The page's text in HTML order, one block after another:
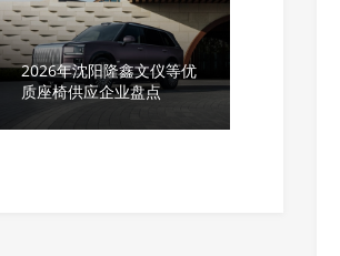
2026年沈阳隆鑫文仪等优
质座椅供应企业盘点